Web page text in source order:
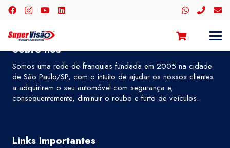
Sobre nós
Somos uma rede de franquias fundada em 2005 na cidade
de São Paulo/SP, com o intuito de ajudar os nossos clientes
a adquirirem o seu automóvel com segurança e,
consequentemente, diminuir o roubo e furto de veículos.
Links Importantes